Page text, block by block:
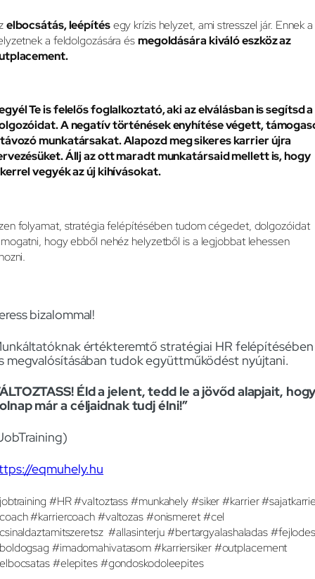
elbocsátás, leépítésegy krízis helyzet, ami stresszel jár. Ennek a
a feldolgozására ésmegoldására kiváló eszköz az
Te is felelős foglalkoztató, aki az elválásban is segítsd a
A negatív történések enyhítése végett,
munkatársakat. Alapozd meg sikeres karrier újra
Állj az ott maradt munkatársaid mellett is, hogy
vegyék az új kihívásokat.
folyamat, stratégia felépítésében tudom cégedet, dolgozóidat
hogy ebből nehéz helyzetből is a legjobbat lehessen
bizalommal!
értékteremtő stratégiai HR felépítésében
megvalósításában tudok együttműködést nyújtani.
Éld a jelent, tedd le a jövőd alapjait,
már a céljaidnak tudj élni!”
eqmuhely.hu
#HR #valtoztass #munkahely #siker #karrier
#karriercoach #valtozas #onismeret #cel
#allasinterju #bertargyalashaladas
#imadomahivatasom #karriersiker #outplacement
#elepites #gondoskodoleepites